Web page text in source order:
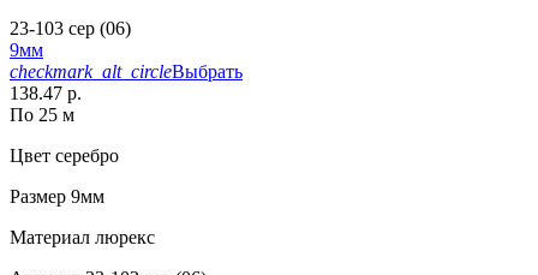
23-103 сер (06)
9мм
checkmark_alt_circleВыбрать
138.47 р.
По 25 м
Цвет серебро
Размер 9мм
Материал люрекс